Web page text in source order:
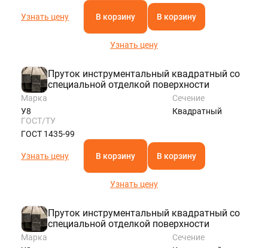
Узнать цену В корзину В корзину
Узнать цену
Пруток инструментальный квадратный со
специальной отделкой поверхности
Марка
У8
Сечение
Квадратный
ГОСТ/ТУ
ГОСТ 1435-99
Узнать цену В корзину В корзину
Узнать цену
Пруток инструментальный квадратный со
специальной отделкой поверхности
Марка
Сечение